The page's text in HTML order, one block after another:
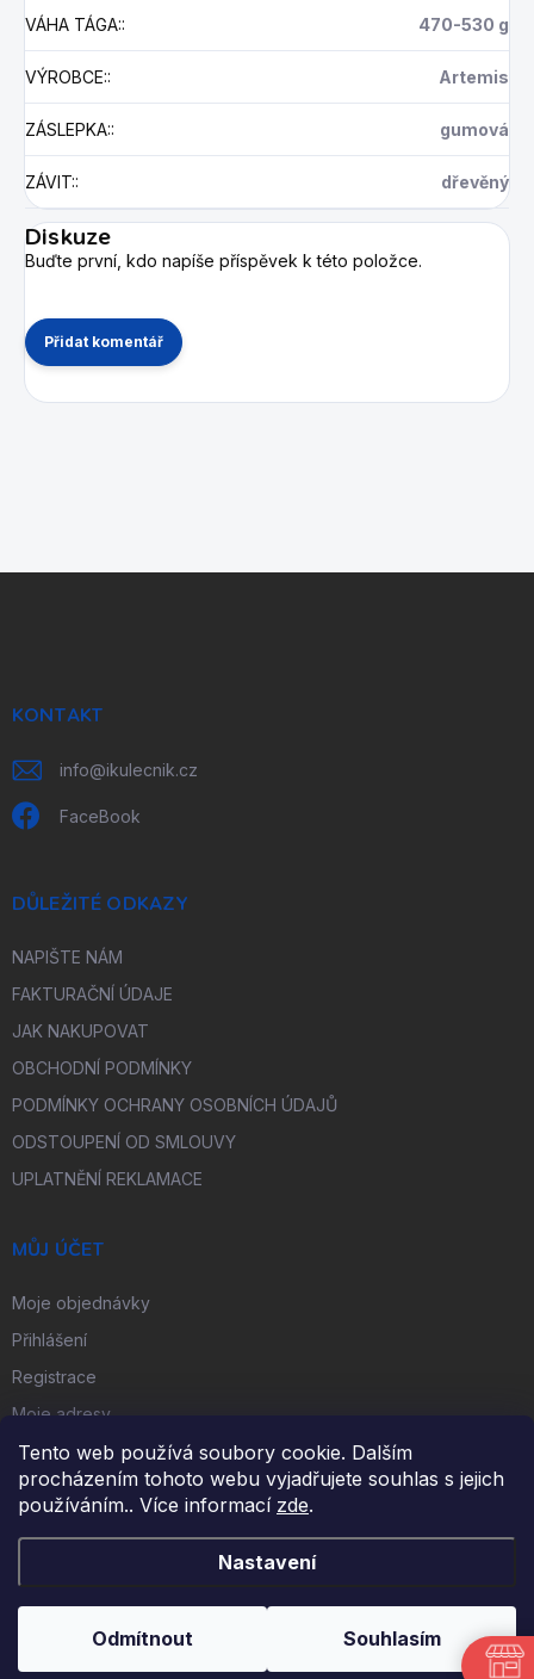
Tento web používá soubory cookie. Dalším
procházením tohoto webu vyjadřujete souhlas s jejich
používáním.. Více informací zde.
Nastavení
Odmítnout Souhlasím
VÁHA TÁGA:: 470-530 g
VÝROBCE:: Artemis
ZÁSLEPKA:: gumová
ZÁVIT:: dřevěný
Diskuze
Buďte první, kdo napíše příspěvek k této položce.
Přidat komentář
KONTAKT
info@ikulecnik.cz
FaceBook
DŮLEŽITÉ ODKAZY
NAPIŠTE NÁM
FAKTURAČNÍ ÚDAJE
JAK NAKUPOVAT
OBCHODNÍ PODMÍNKY
PODMÍNKY OCHRANY OSOBNÍCH ÚDAJŮ
ODSTOUPENÍ OD SMLOUVY
UPLATNĚNÍ REKLAMACE
MŮJ ÚČET
Moje objednávky
Přihlášení
Registrace
Moje adresy
FACEBOOK
Vytvořil Shoptet
Copyright 2026 iKulečník.cz . Všechna práva vyhrazena.